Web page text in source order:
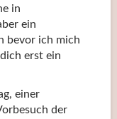
in
ein
bevor ich mich
erst ein
einer
der